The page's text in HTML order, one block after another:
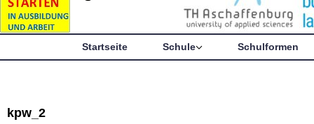
Startseite Schule Schulformen
kpw_2